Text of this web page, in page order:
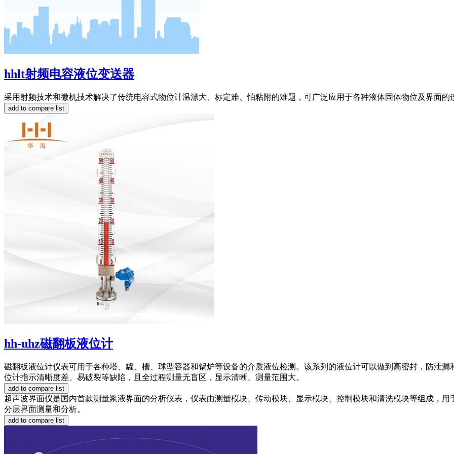
hhlt射频电容液位变送器
采用射频技术和微机技术解决了传统电容式物位计温漂大、标定难、怕粘附的难题，可广泛应用于各种液体固体物位及界面的
hh-uhz磁翻板液位计
磁翻板液位计仪表可用于各种塔、罐、槽、球型容器和锅炉等设备的介质液位检测。该系列的液位计可以做到高密封，防泄
位计指示清晰度差、易破裂等缺陷，且全过程测量无盲区，显示清晰、测量范围大。
超声波界面仪是国内首款测量浆液界面的分析仪表，仪表由测量模块、传动模块、显示模块、控制模块和清洗模块等组成，
分层界面测量和分析。